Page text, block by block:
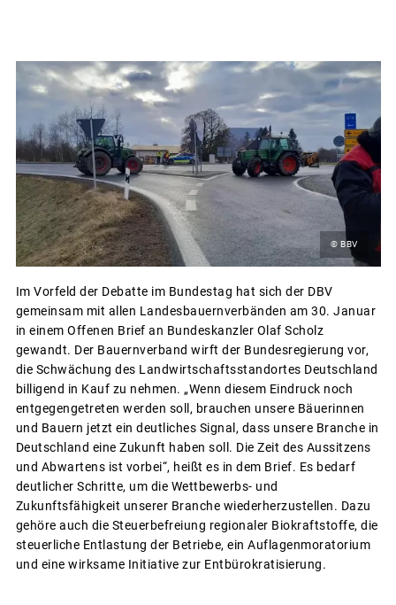
© BBV
Im Vorfeld der Debatte im Bundestag hat sich der DBV
gemeinsam mit allen Landesbauernverbänden am 30. Januar
in einem Offenen Brief an Bundeskanzler Olaf Scholz
gewandt. Der Bauernverband wirft der Bundesregierung vor,
die Schwächung des Landwirtschaftsstandortes Deutschland
billigend in Kauf zu nehmen. „Wenn diesem Eindruck noch
entgegengetreten werden soll, brauchen unsere Bäuerinnen
und Bauern jetzt ein deutliches Signal, dass unsere Branche in
Deutschland eine Zukunft haben soll. Die Zeit des Aussitzens
und Abwartens ist vorbei“, heißt es in dem Brief. Es bedarf
deutlicher Schritte, um die Wettbewerbs- und
Zukunftsfähigkeit unserer Branche wiederherzustellen. Dazu
gehöre auch die Steuerbefreiung regionaler Biokraftstoffe, die
steuerliche Entlastung der Betriebe, ein Auflagenmoratorium
und eine wirksame Initiative zur Entbürokratisierung.